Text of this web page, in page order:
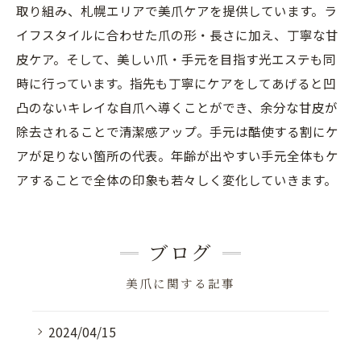
取り組み、札幌エリアで美爪ケアを提供しています。ラ
イフスタイルに合わせた爪の形・長さに加え、丁寧な甘
皮ケア。そして、美しい爪・手元を目指す光エステも同
時に行っています。指先も丁寧にケアをしてあげると凹
凸のないキレイな自爪へ導くことができ、余分な甘皮が
除去されることで清潔感アップ。手元は酷使する割にケ
アが足りない箇所の代表。年齢が出やすい手元全体もケ
アすることで全体の印象も若々しく変化していきます。
ブログ
美爪に関する記事
2024/04/15